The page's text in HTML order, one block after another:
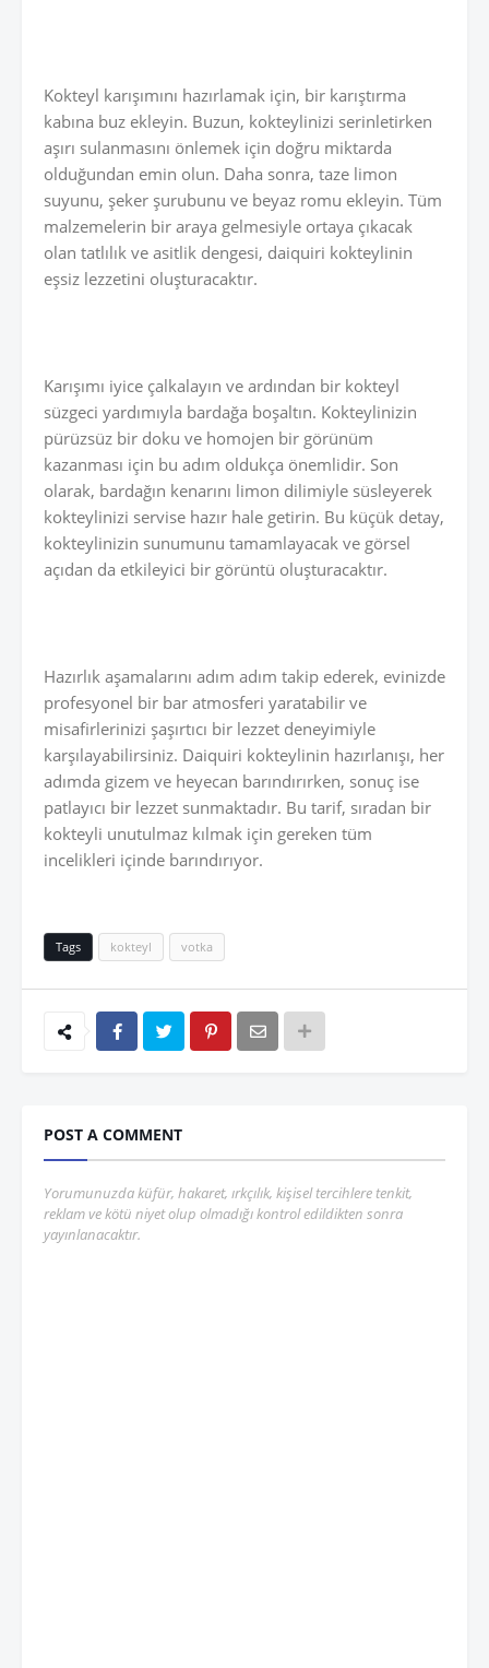
Kokteyl karışımını hazırlamak için, bir karıştırma
kabına buz ekleyin. Buzun, kokteylinizi serinletirken
aşırı sulanmasını önlemek için doğru miktarda
olduğundan emin olun. Daha sonra, taze limon
suyunu, şeker şurubunu ve beyaz romu ekleyin. Tüm
malzemelerin bir araya gelmesiyle ortaya çıkacak
olan tatlılık ve asitlik dengesi, daiquiri kokteylinin
eşsiz lezzetini oluşturacaktır.
Karışımı iyice çalkalayın ve ardından bir kokteyl
süzgeci yardımıyla bardağa boşaltın. Kokteylinizin
pürüzsüz bir doku ve homojen bir görünüm
kazanması için bu adım oldukça önemlidir. Son
olarak, bardağın kenarını limon dilimiyle süsleyerek
kokteylinizi servise hazır hale getirin. Bu küçük detay,
kokteylinizin sunumunu tamamlayacak ve görsel
açıdan da etkileyici bir görüntü oluşturacaktır.
Hazırlık aşamalarını adım adım takip ederek, evinizde
profesyonel bir bar atmosferi yaratabilir ve
misafirlerinizi şaşırtıcı bir lezzet deneyimiyle
karşılayabilirsiniz. Daiquiri kokteylinin hazırlanışı, her
adımda gizem ve heyecan barındırırken, sonuç ise
patlayıcı bir lezzet sunmaktadır. Bu tarif, sıradan bir
kokteyli unutulmaz kılmak için gereken tüm
incelikleri içinde barındırıyor.
Tags kokteyl votka
POST A COMMENT
Yorumunuzda küfür, hakaret, ırkçılık, kişisel tercihlere tenkit,
reklam ve kötü niyet olup olmadığı kontrol edildikten sonra
yayınlanacaktır.